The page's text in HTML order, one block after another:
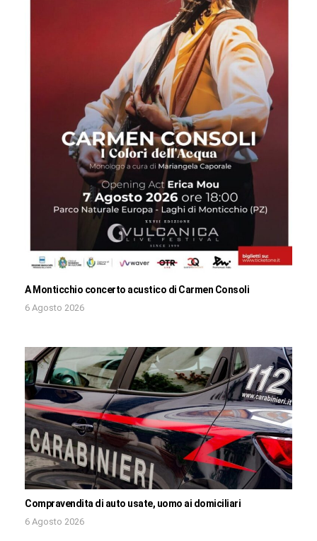
A Monticchio concerto acustico di Carmen Consoli
6 Agosto 2026
Compravendita di auto usate, uomo ai domiciliari
6 Agosto 2026